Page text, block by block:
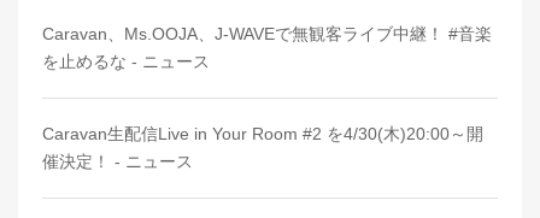
Caravan、Ms.OOJA、J-WAVEで無観客ライブ中継！ #音楽
を止めるな - ニュース
Caravan生配信Live in Your Room #2 を4/30(木)20:00～開
催決定！ - ニュース